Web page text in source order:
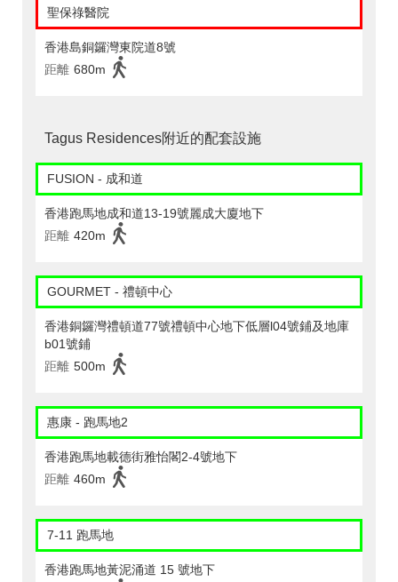
聖保祿醫院
香港島銅鑼灣東院道8號
距離 680m
Tagus Residences附近的配套設施
FUSION - 成和道
香港跑馬地成和道13-19號麗成大廈地下
距離 420m
GOURMET - 禮頓中心
香港銅鑼灣禮頓道77號禮頓中心地下低層l04號鋪及地庫
b01號鋪
距離 500m
惠康 - 跑馬地2
香港跑馬地載德街雅怡閣2-4號地下
距離 460m
7-11 跑馬地
香港跑馬地黃泥涌道 15 號地下